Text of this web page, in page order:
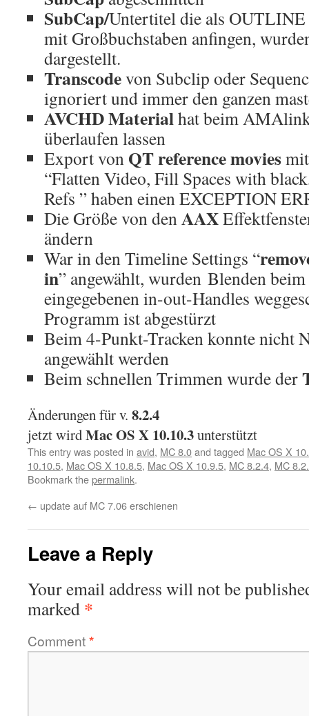
SubCap/Untertitel die als
mit Großbuchstaben anfingen,
dargestellt.
Transcodevon Subclip oder
ignoriert und immer den ganzen
AVCHD Materialhat beim
überlaufen lassen
Export von QT reference movies
“Flatten Video, Fill Spaces with
Refs ” haben einen EXCEPTION
Die Größe von denAAX
ändern
War in den Timeline Settings “
in” angewählt, wurden Blenden
eingegebenen in-out-Handles
Programm ist abgestürzt
Beim 4-Punkt-Tracken konnte nicht
angewählt werden
Beim schnellen Trimmen wurde der
Änderungen für v. 8.2.4
jetzt wirdMac OS X 10.10.3unterstützt
This entry was posted in avid, MC 8.0and tagged Mac OS X
10.10.5, Mac OS X 10.8.5, Mac OS X 10.9.5, MC 8.2.4, MC
Bookmark thepermalink.
← update auf MC 7.06 erschienen
Leave a Reply
Your email address will not be
marked *
Comment*